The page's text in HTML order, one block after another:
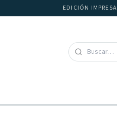
EDICIÓN IMPRESA